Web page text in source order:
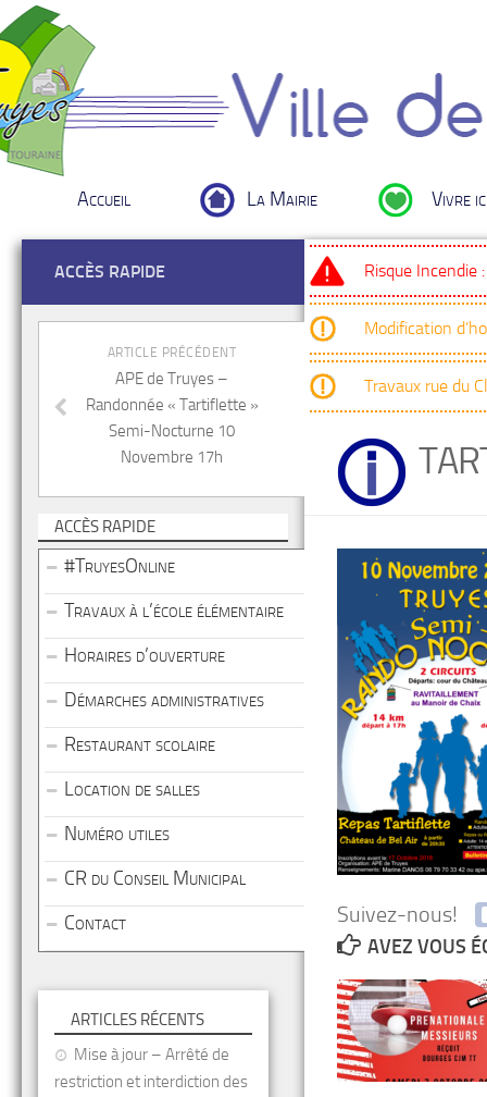
Accueil La Mairie Vivre
Risque Incendie
Modification
Travaux rue du
Suivez-nous!
AVEZ VOUS
ACCÈS RAPIDE
ARTICLE PRÉCÉDENT
APE de Truyes –
Randonnée « Tartiflette »
Semi-Nocturne 10
Novembre 17h
ACCÈS RAPIDE
#TruyesOnline
Travaux à l’école élémentaire
Horaires d’ouverture
Démarches administratives
Restaurant scolaire
Location de salles
Numéro utiles
CR du Conseil Municipal
Contact
ARTICLES RÉCENTS
Mise à jour – Arrêté de
restriction et interdiction des